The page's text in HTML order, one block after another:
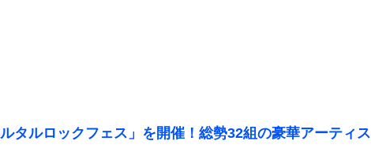
タルロックフェス」を開催！総勢32組の豪華アーティス